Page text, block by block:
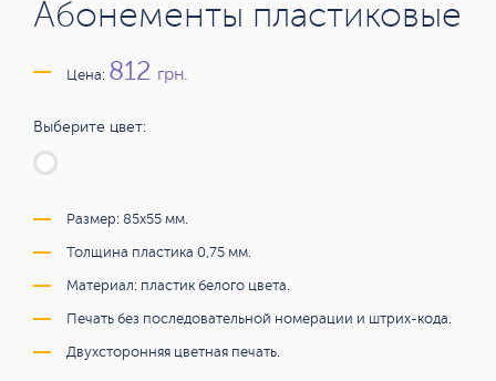
Абонементы пластиковые
Цена: 812 грн.
Выберите цвет:
Размер: 85x55 мм.
Толщина пластика 0,75 мм.
Материал: пластик белого цвета.
Печать без последовательной номерации и штрих-кода.
Двухсторонняя цветная печать.